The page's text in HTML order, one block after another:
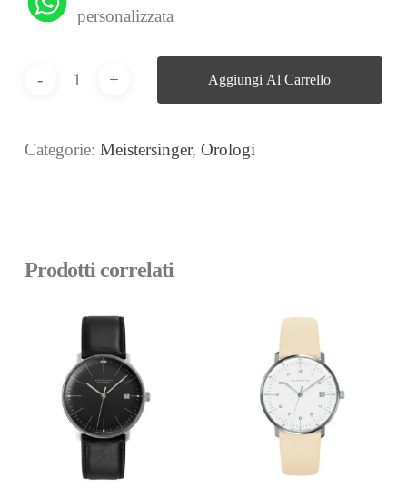
personalizzata
Aggiungi Al Carrello
Categorie: Meistersinger, Orologi
Prodotti correlati